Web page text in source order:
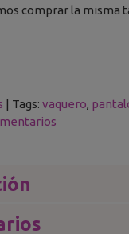
comprar la misma
| Tags: vaquero